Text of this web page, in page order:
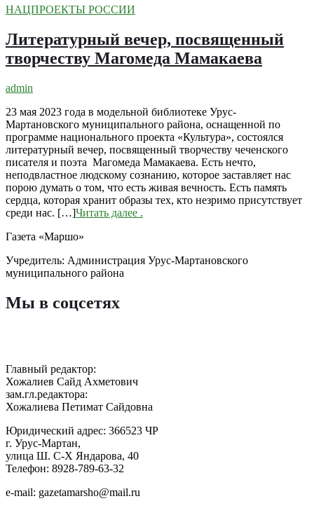
НАЦПРОЕКТЫ РОССИИ
Литературный вечер, посвященный
творчеству Магомеда Мамакаева
admin
23 мая 2023 года в модельной библиотеке Урус-
Мартановского муниципального района, оснащенной по
программе национального проекта «Культура», состоялся
литературный вечер, посвященный творчеству чеченского
писателя и поэта Магомеда Мамакаева. Есть нечто,
неподвластное людскому сознанию, которое заставляет нас
порою думать о том, что есть живая вечность. Есть память
сердца, которая хранит образы тех, кто незримо присутствует
среди нас. […]Читать далее .
Газета «Маршо»
Учредитель: Администрация Урус-Мартановского
муниципального района
Мы в соцсетях
Главный редактор:
Хожалиев Сайд Ахметович
зам.гл.редактора:
Хожалиева Петимат Сайдовна
Юридический адрес: 366523 ЧР
г. Урус-Мартан,
улица Ш. С-Х Яндарова, 40
Телефон: 8928-789-63-32
e-mail: gazetamarsho@mail.ru